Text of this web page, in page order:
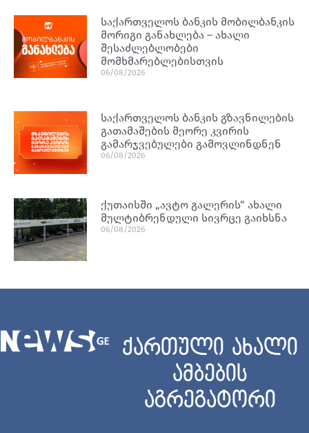
საქართველოს ბანკის მობილბანკის
მორიგი განახლება – ახალი
შესაძლებლობები
მომხმარებლებისთვის
06/08/2026
საქართველოს ბანკის გზავნილების
გათამაშების მეორე კვირის
გამარჯვებულები გამოვლინდნენ
06/08/2026
ქუთაისში „ავტო გალერის“ ახალი
მულტიბრენდული სივრცე გაიხსნა
06/08/2026
ქართული ახალი
ამბების
აგრეგატორი